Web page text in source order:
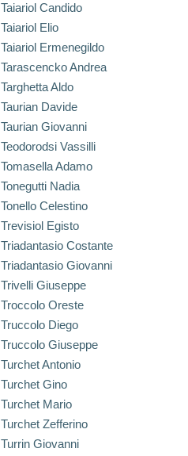
Taiariol Candido
Taiariol Elio
Taiariol Ermenegildo
Tarascencko Andrea
Targhetta Aldo
Taurian Davide
Taurian Giovanni
Teodorodsi Vassilli
Tomasella Adamo
Tonegutti Nadia
Tonello Celestino
Trevisiol Egisto
Triadantasio Costante
Triadantasio Giovanni
Trivelli Giuseppe
Troccolo Oreste
Truccolo Diego
Truccolo Giuseppe
Turchet Antonio
Turchet Gino
Turchet Mario
Turchet Zefferino
Turrin Giovanni